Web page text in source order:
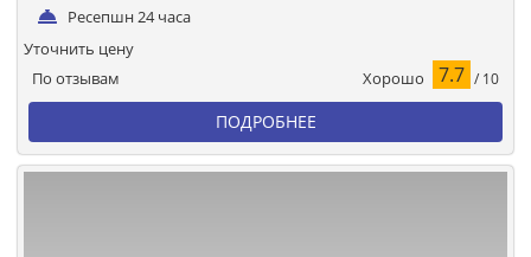
Ресепшн 24 часа
По отзывам Хорошо 7.7 / 10
Уточнить цену
ПОДРОБНЕЕ